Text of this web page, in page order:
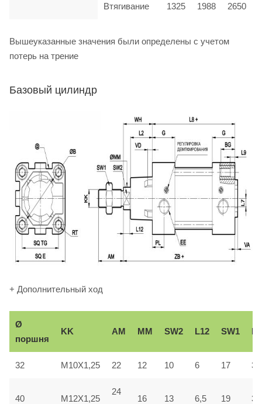
Втягивание 1325 1988 2650
Вышеуказанные значения были определены с учетом
потерь на трение
Базовый цилиндр
+ Дополнительный ход
Ø
поршня
KK AM ММ SW2 L12 SW1
32 M10X1,25 22 12 10 6 17 30
40 M12X1,25
24
16 13 6,5 19 35